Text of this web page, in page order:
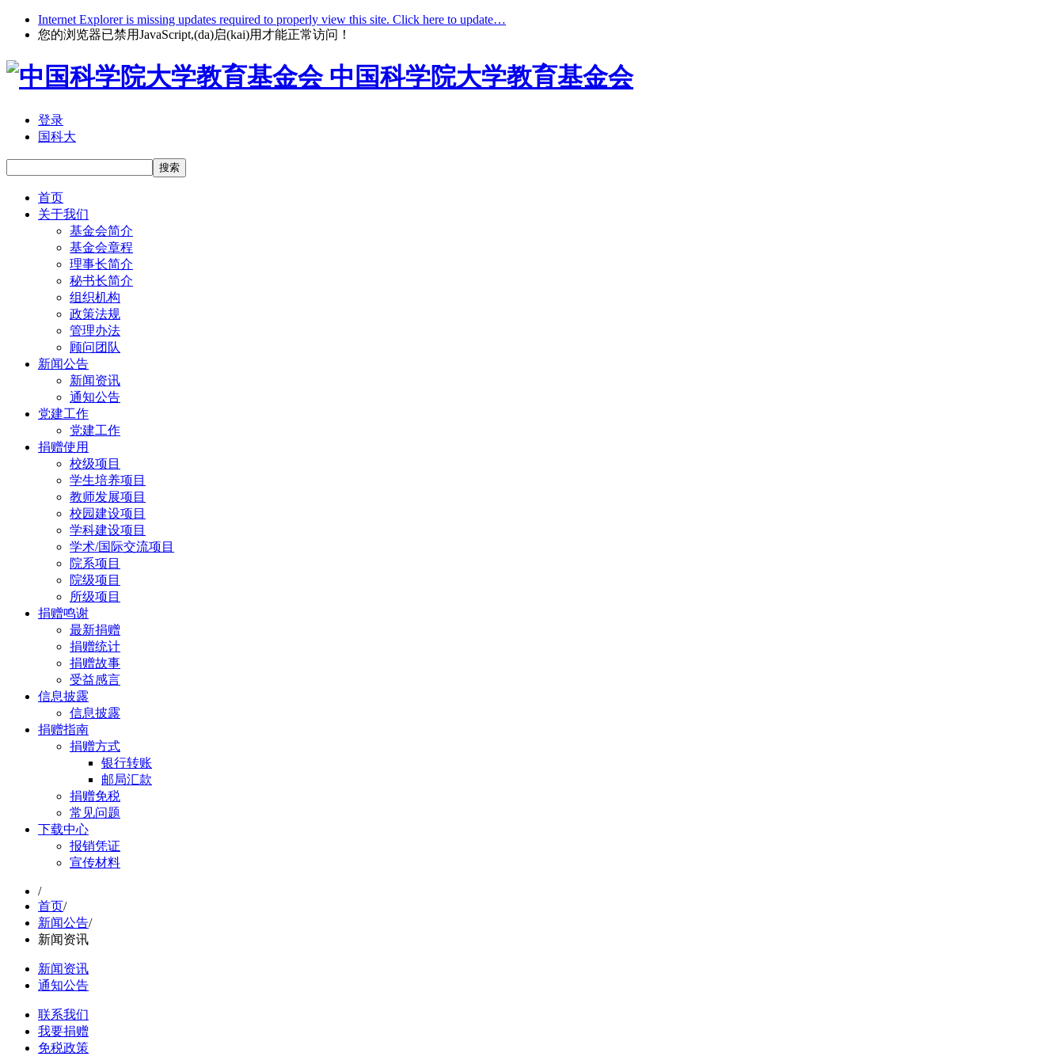
Internet Explorer is missing updates required to properly view this site. Click here to update…
您的浏览器已禁用JavaScript,(da)启(kai)用才能正常访问！
中国科学院大学教育基金会
登录
国科大
搜索
首页
关于我们
基金会简介
基金会章程
理事长简介
秘书长简介
组织机构
政策法规
管理办法
顾问团队
新闻公告
新闻资讯
通知公告
党建工作
党建工作
捐赠使用
校级项目
学生培养项目
教师发展项目
校园建设项目
学科建设项目
学术/国际交流项目
院系项目
院级项目
所级项目
捐赠鸣谢
最新捐赠
捐赠统计
捐赠故事
受益感言
信息披露
信息披露
捐赠指南
捐赠方式
银行转账
邮局汇款
捐赠免税
常见问题
下载中心
报销凭证
宣传材料
/
首页/
新闻公告/
新闻资讯
新闻资讯
通知公告
联系我们
我要捐赠
免税政策